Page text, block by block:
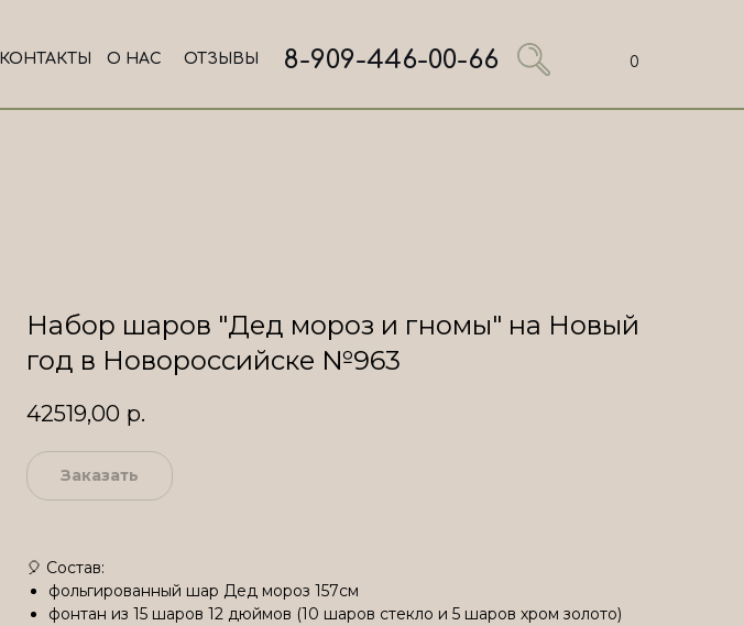
0
8-909-446-00-66
ОТЗЫВЫ
О НАС
КОНТАКТЫ
Набор шаров "Дед мороз и гномы" на Новый
год в Новороссийске №963
42519,00 р.
Заказать
🎈 Состав:
фольгированный шар Дед мороз 157см
фонтан из 15 шаров 12 дюймов (10 шаров стекло и 5 шаров хром золото)